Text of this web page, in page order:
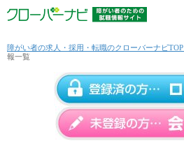
障がい者の求人・採用・転職のクローバーナビTOP
報一覧